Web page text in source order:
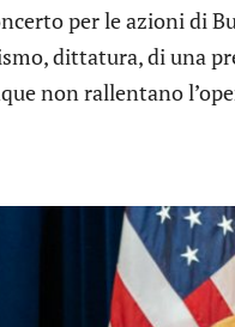
per le azioni di
dittatura, di una
non rallentano